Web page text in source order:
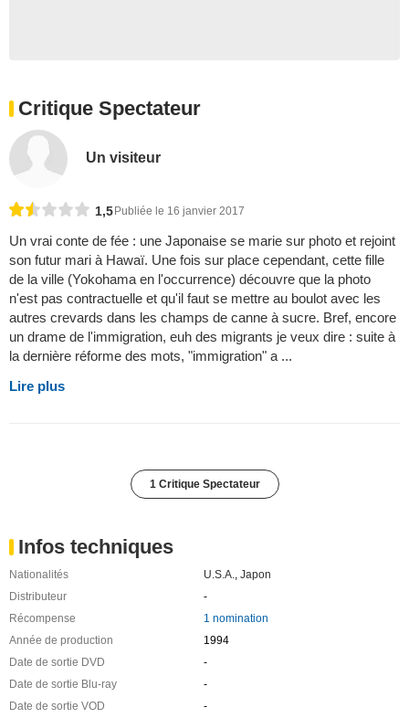
Critique Spectateur
Un visiteur
1,5 Publiée le 16 janvier 2017
Un vrai conte de fée : une Japonaise se marie sur photo et rejoint
son futur mari à Hawaï. Une fois sur place cependant, cette fille
de la ville (Yokohama en l'occurrence) découvre que la photo
n'est pas contractuelle et qu'il faut se mettre au boulot avec les
autres crevards dans les champs de canne à sucre. Bref, encore
un drame de l'immigration, euh des migrants je veux dire : suite à
la dernière réforme des mots, "immigration" a ...
Lire plus
1 Critique Spectateur
Infos techniques
Nationalités U.S.A., Japon
Distributeur
-
Récompense
1 nomination
Année de production
1994
Date de sortie DVD
-
Date de sortie Blu-ray
-
Date de sortie VOD
-